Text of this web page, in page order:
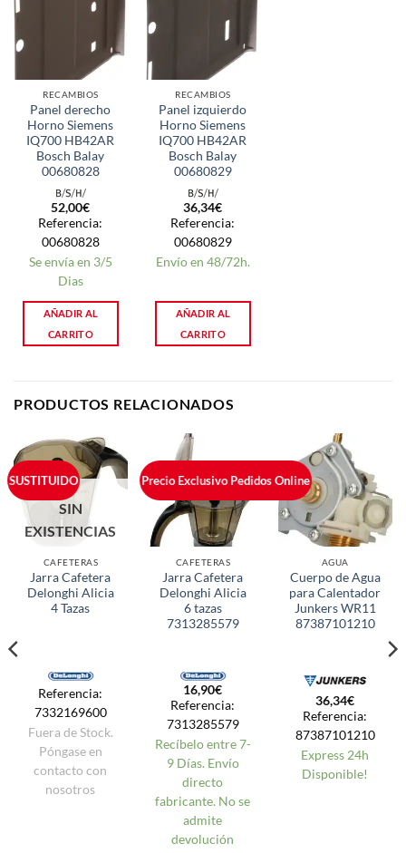
RECAMBIOS
Panel derecho
Horno Siemens
IQ700 HB42AR
Bosch Balay
00680828
52,00€
Referencia:
00680828
Se envía en 3/5
Dias
AÑADIR AL
CARRITO
RECAMBIOS
Panel izquierdo
Horno Siemens
IQ700 HB42AR
Bosch Balay
00680829
36,34€
Referencia:
00680829
Envío en 48/72h.
AÑADIR AL
CARRITO
PRODUCTOS RELACIONADOS
SUSTITUIDO
SIN
EXISTENCIAS
CAFETERAS
Jarra Cafetera
Delonghi Alicia
4 Tazas
Referencia:
7332169600
Fuera de Stock.
Póngase en
contacto con
nosotros
Precio Exclusivo Pedidos Online
CAFETERAS
Jarra Cafetera
Delonghi Alicia
6 tazas
7313285579
16,90€
Referencia:
7313285579
Recíbelo entre 7-
9 Días. Envío
directo
fabricante. No se
admite
devolución
AGUA
Cuerpo de Agua
para Calentador
Junkers WR11
87387101210
36,34€
Referencia:
87387101210
Express 24h
Disponible!